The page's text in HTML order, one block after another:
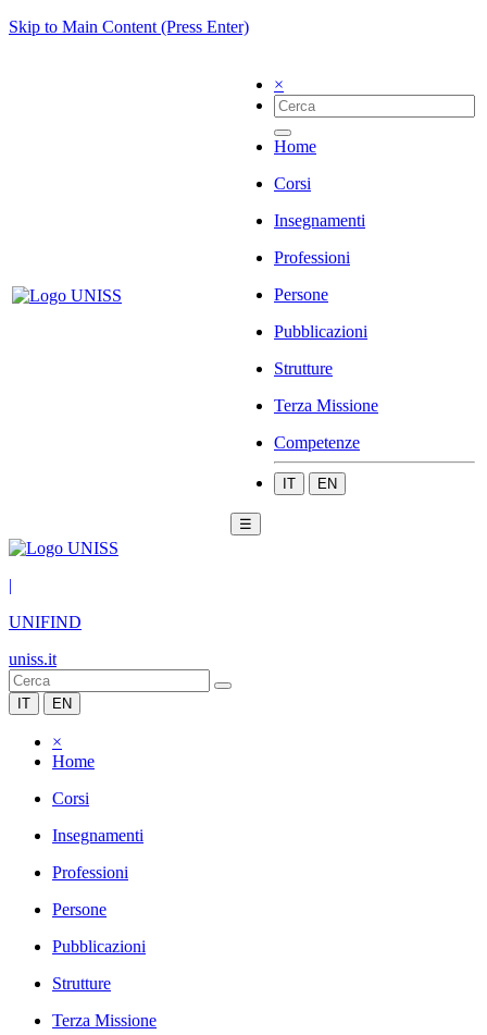
Skip to Main Content (Press Enter)
×
Home
Corsi
Insegnamenti
Professioni
Persone
Pubblicazioni
Strutture
Terza Missione
Competenze
IT EN
☰
|
UNIFIND
uniss.it
IT EN
×
Home
Corsi
Insegnamenti
Professioni
Persone
Pubblicazioni
Strutture
Terza Missione